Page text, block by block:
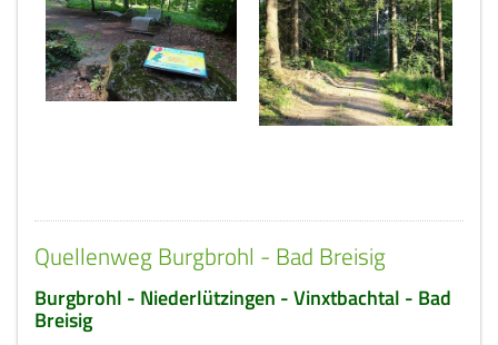
Quellenweg Burgbrohl - Bad Breisig
Burgbrohl - Niederlützingen - Vinxtbachtal - Bad
Breisig